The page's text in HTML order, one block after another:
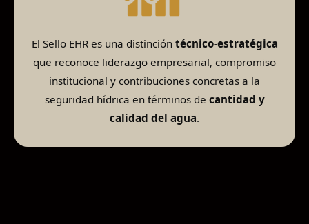
El Sello EHR es una distinción técnico-estratégica
que reconoce liderazgo empresarial, compromiso
institucional y contribuciones concretas a la
seguridad hídrica en términos de cantidad y
calidad del agua.